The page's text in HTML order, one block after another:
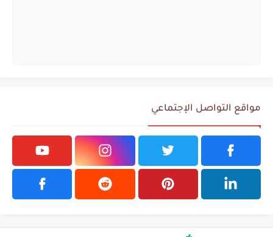
مواقع التواصل الإجتماعي